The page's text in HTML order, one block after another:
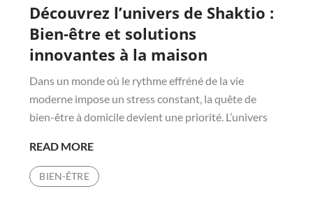
on
Découvrez l’univers de Shaktio :
Bien-être et solutions
innovantes à la maison
Dans un monde où le rythme effréné de la vie
moderne impose un stress constant, la quête de
bien-être à domicile devient une priorité. L’univers
READ MOREDÉCOUVREZ
DE
BIEN-ÊTRE